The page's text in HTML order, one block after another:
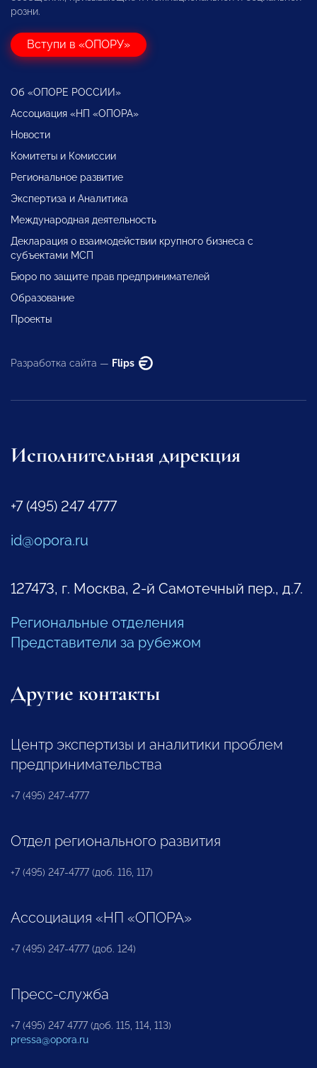
розни.
Вступи в «ОПОРУ»
Об «ОПОРЕ РОССИИ»
Ассоциация «НП «ОПОРА»
Новости
Комитеты и Комиссии
Региональное развитие
Экспертиза и Аналитика
Международная деятельность
Декларация о взаимодействии крупного бизнеса с
субъектами МСП
Бюро по защите прав предпринимателей
Образование
Проекты
Разработка сайта — Flips
Исполнительная дирекция
+7 (495) 247 4777
id@opora.ru
127473, г. Москва, 2-й Самотечный пер., д.7.
Региональные отделения
Представители за рубежом
Другие контакты
Центр экспертизы и аналитики проблем
предпринимательства
+7 (495) 247-4777
Отдел регионального развития
+7 (495) 247-4777 (доб. 116, 117)
Ассоциация «НП «ОПОРА»
+7 (495) 247-4777 (доб. 124)
Пресс-служба
+7 (495) 247 4777 (доб. 115, 114, 113)
pressa@opora.ru